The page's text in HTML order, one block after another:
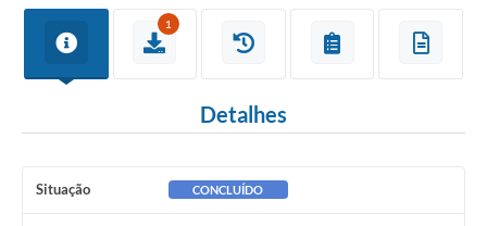
Arquivos para Download
SEBRAE
1
Detalhes
Situação CONCLUÍDO